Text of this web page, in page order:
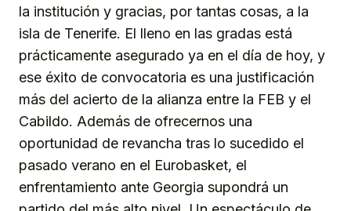
la institución y gracias, por tantas cosas, a la
isla de Tenerife. El lleno en las gradas está
prácticamente asegurado ya en el día de hoy, y
ese éxito de convocatoria es una justificación
más del acierto de la alianza entre la FEB y el
Cabildo. Además de ofrecernos una
oportunidad de revancha tras lo sucedido el
pasado verano en el Eurobasket, el
enfrentamiento ante Georgia supondrá un